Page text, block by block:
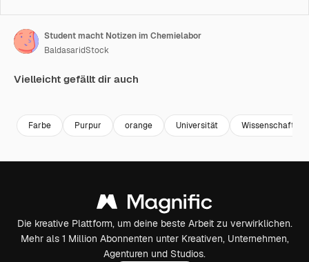
Student macht Notizen im Chemielabor
BaldasaridStock
Vielleicht gefällt dir auch
Farbe Purpur orange Universität Wissenschaft
Die kreative Plattform, um deine beste Arbeit zu verwirklichen.
Mehr als 1 Million Abonnenten unter Kreativen, Unternehmen,
Agenturen und Studios.